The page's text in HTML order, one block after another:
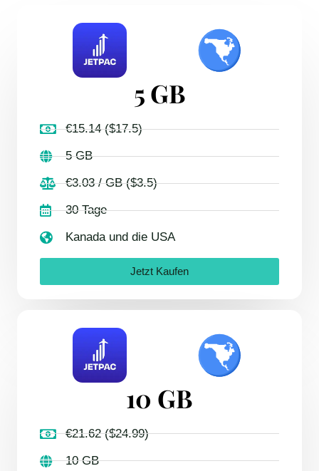
5 GB
€15.14 ($17.5)
5 GB
€3.03 / GB ($3.5)
30 Tage
Kanada und die USA
Jetzt Kaufen
10 GB
€21.62 ($24.99)
10 GB